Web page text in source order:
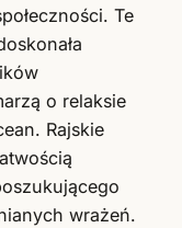
Te
o relaksie
Rajskie
wrażeń.